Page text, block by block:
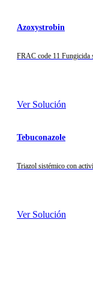
Azoxystrobin
FRAC code 11 Fungicida
Ver Solución
Tebuconazole
Triazol sistémico con
Ver Solución